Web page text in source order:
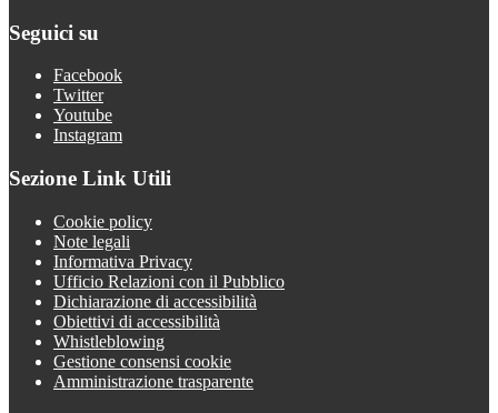
Seguici su
Facebook
Twitter
Youtube
Instagram
Sezione Link Utili
Cookie policy
Note legali
Informativa Privacy
Ufficio Relazioni con il Pubblico
Dichiarazione di accessibilità
Obiettivi di accessibilità
Whistleblowing
Gestione consensi cookie
Amministrazione trasparente